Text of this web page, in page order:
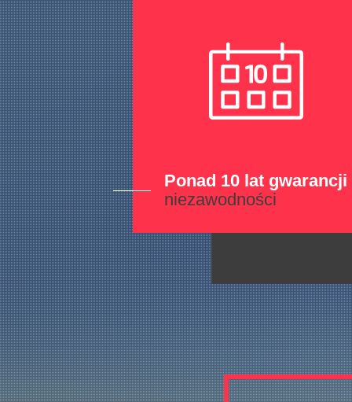
Ponad 10 lat gwarancji
niezawodności